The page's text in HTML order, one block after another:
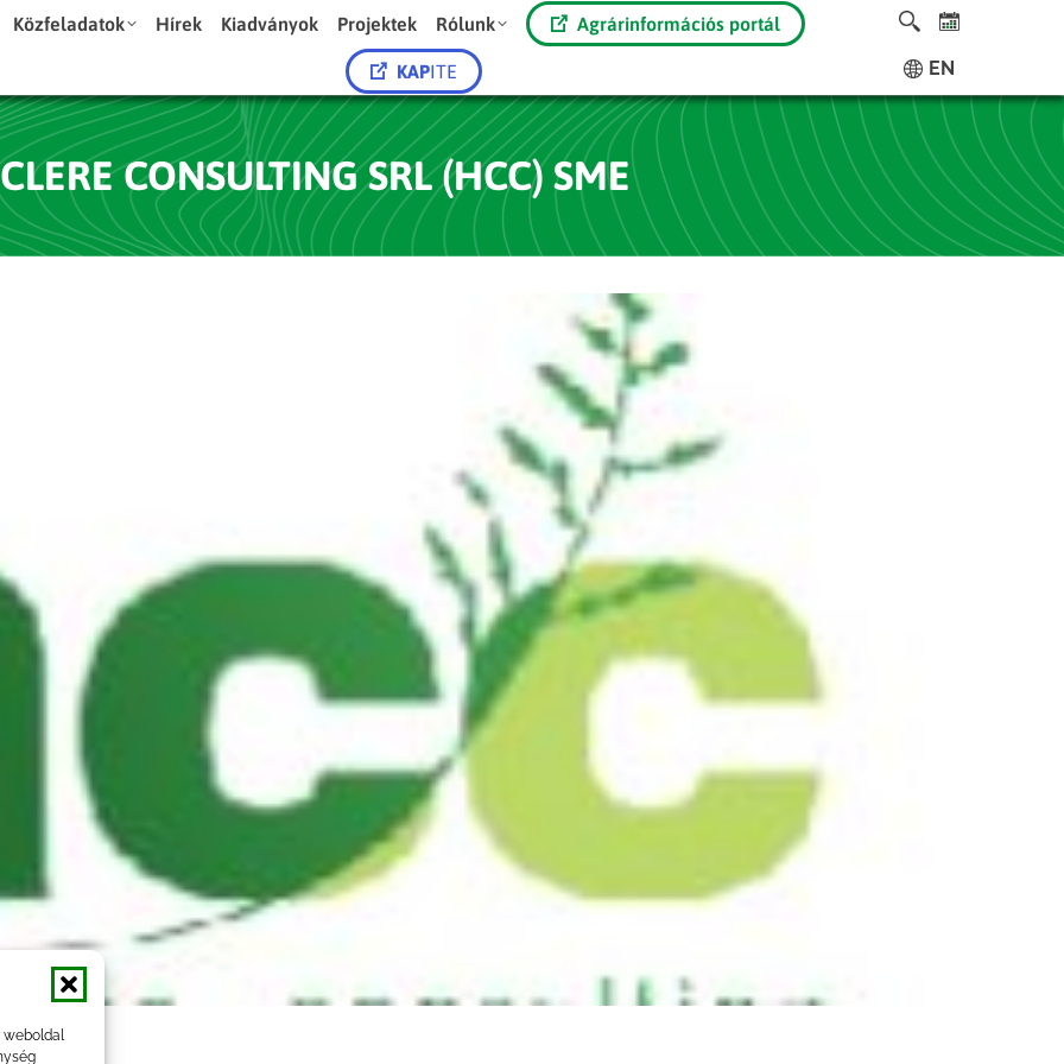
weboldal
Közfeladatok Hírek Kiadványok Projektek Rólunk Agrárinformációs portál
KAPITE EN
CONSULTING SRL (HCC) SME